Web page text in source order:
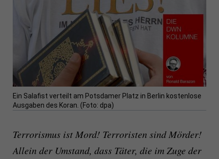
Ein Salafist verteilt am Potsdamer Platz in Berlin kostenlose
Ausgaben des Koran. (Foto: dpa)
Terrorismus ist Mord! Terroristen sind Mörder!
Allein der Umstand, dass Täter, die im Zuge der